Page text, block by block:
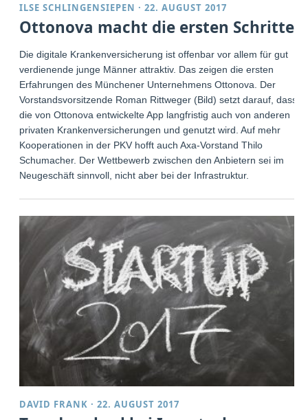
ILSE SCHLINGENSIEPEN ·22. AUGUST 2017
Ottonova macht die ersten Schritte
Die digitale Krankenversicherung ist offenbar vor allem für gut
verdienende junge Männer attraktiv. Das zeigen die ersten
Erfahrungen des Münchener Unternehmens Ottonova. Der
Vorstandsvorsitzende Roman Rittweger (Bild) setzt darauf, dass
die von Ottonova entwickelte App langfristig auch von anderen
privaten Krankenversicherungen und genutzt wird. Auf mehr
Kooperationen in der PKV hofft auch Axa-Vorstand Thilo
Schumacher. Der Wettbewerb zwischen den Anbietern sei im
Neugeschäft sinnvoll, nicht aber bei der Infrastruktur.
DAVID FRANK ·22. AUGUST 2017